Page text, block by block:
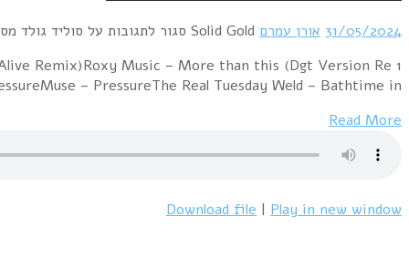
1 Tears For Fears – Pale Shelter (Dim Zach
edit)Chicago – Street